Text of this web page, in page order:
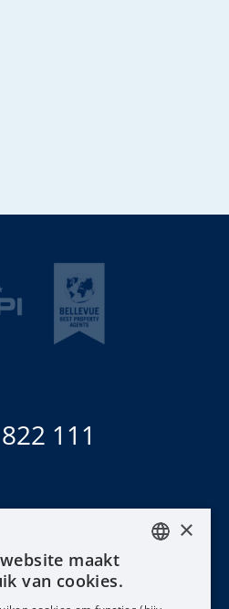
111
×
maakt
van cookies.